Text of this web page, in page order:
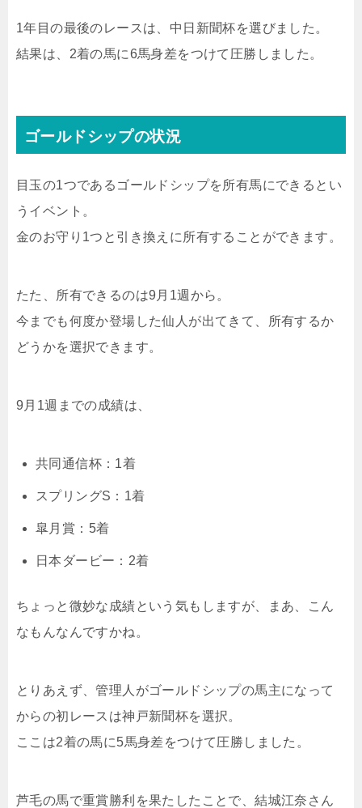
1年目の最後のレースは、中日新聞杯を選びました。
結果は、2着の馬に6馬身差をつけて圧勝しました。
ゴールドシップの状況
目玉の1つであるゴールドシップを所有馬にできるとい
うイベント。
金のお守り1つと引き換えに所有することができます。
たた、所有できるのは9月1週から。
今までも何度か登場した仙人が出てきて、所有するか
どうかを選択できます。
9月1週までの成績は、
共同通信杯：1着
スプリングS：1着
皐月賞：5着
日本ダービー：2着
ちょっと微妙な成績という気もしますが、まあ、こん
なもんなんですかね。
とりあえず、管理人がゴールドシップの馬主になって
からの初レースは神戸新聞杯を選択。
ここは2着の馬に5馬身差をつけて圧勝しました。
芦毛の馬で重賞勝利を果たしたことで、結城江奈さん